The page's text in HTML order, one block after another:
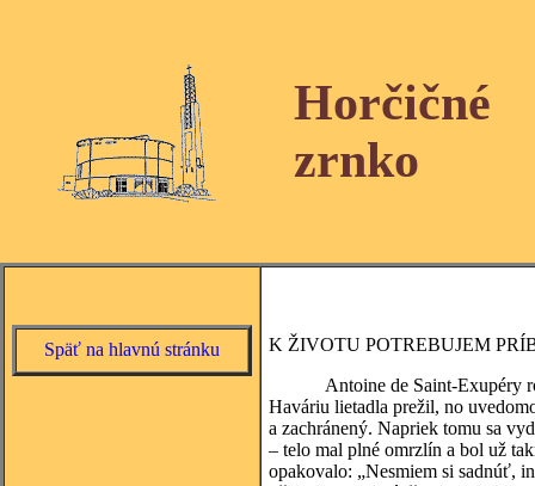
Horčičné
zrnko
Späť na hlavnú stránku
K ŽIVOTU POTREBUJEM
Antoine de Saint-Exupéry
Haváriu lietadla prežil, no
a zachránený. Napriek tomu sa
– telo mal plné omrzlín a bol už
opakovalo: „Nesmiem si sadnúť,